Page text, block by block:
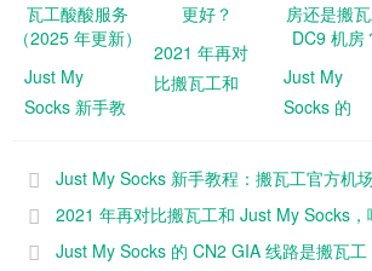
Just My
Socks 新手教
方机场，搬瓦
（2025 年更
新）
2021 年再对
比搬瓦工和
更好？
Just My
Socks 的
路是搬瓦工
是搬瓦工
DC9 机房？
Just My Socks 新手教程：搬瓦工官方机
（2025 年更新）
2021 年再对比搬瓦工和 Just My Socks，
Just My Socks 的 CN2 GIA 线路是搬瓦